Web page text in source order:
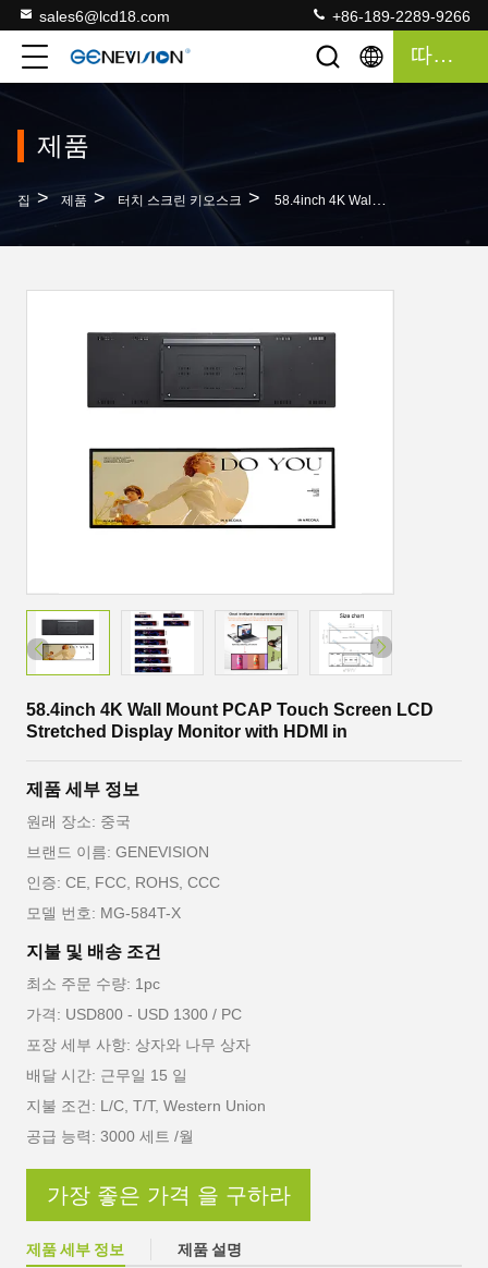
sales6@lcd18.com +86-189-2289-9266
따옴표
제품
집 > 제품 > 터치 스크린 키오스크 > 58.4inch 4K Wall Mount PCAP Touch Screen LCD Stretched Display Monitor With HDMI In
58.4inch 4K Wall Mount PCAP Touch Screen LCD
Stretched Display Monitor with HDMI in
제품 세부 정보
원래 장소: 중국
브랜드 이름: GENEVISION
인증: CE, FCC, ROHS, CCC
모델 번호: MG-584T-X
지불 및 배송 조건
최소 주문 수량: 1pc
가격: USD800 - USD 1300 / PC
포장 세부 사항: 상자와 나무 상자
배달 시간: 근무일 15 일
지불 조건: L/C, T/T, Western Union
공급 능력: 3000 세트 /월
가장 좋은 가격 을 구하라
제품 세부 정보 제품 설명